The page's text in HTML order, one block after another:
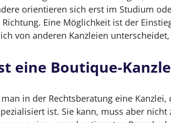
Kanzleien im Rechtsmarkt
von Boutique-Kanzleien
von Boutique-Kanzleien beraten?
Boutique-Kanzlei?
orientieren sich erst im Studium
Eine Möglichkeit ist der
von anderen Kanzleien
eine Boutique-
in der Rechtsberatung eine Kanzlei,
ist. Sie kann, muss aber nicht